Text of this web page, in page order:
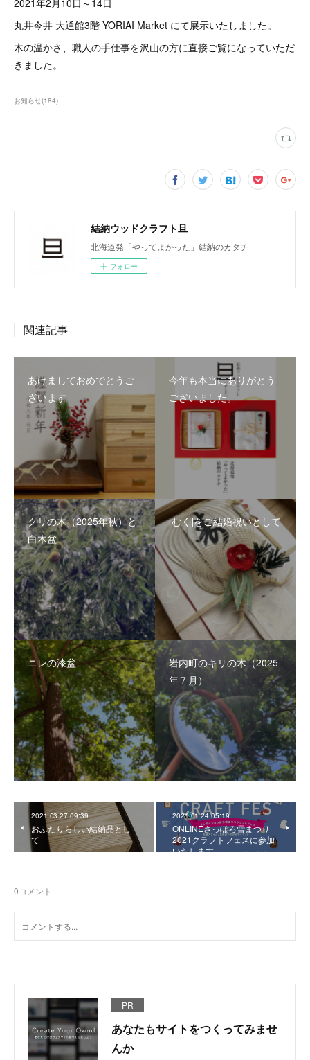
2021年2月10日～14日
丸井今井 大通館3階 YORIAI Market にて展示いたしました。
木の温かさ、職人の手仕事を沢山の方に直接ご覧になっていただ
きました。
お知らせ(184)
結納ウッドクラフト旦
北海道発「やってよかった」結納のカタチ
フォロー
関連記事
あけましておめでとうご
ざいます
今年も本当にありがとう
ございました。
クリの木（2025年秋）と
白木盆
[むく]をご結婚祝いとして
ニレの漆盆
岩内町のキリの木（2025
年７月）
2021.03.27 09:39
おふたりらしい結納品とし
て
2021.01.24 05:19
ONLINEさっぽろ雪まつり
2021クラフトフェスに参加
いたします。
0コメント
PR
あなたもサイトをつくってみませ
んか